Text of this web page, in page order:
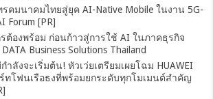
คมนาคมไทยสู่ยุค AI-Native Mobile ในงาน 5G-
Forum [PR]
รต้องพร้อม ก่อนก้าวสู่การใช้ AI ในภาคธุรกิจ
Business Solutions Thailand
ลังจะเริ่มต้น! หัวเว่ยเตรียมเผยโฉม HUAWEI
ร์ทโฟนเรือธงที่พร้อมยกระดับทุกโมเมนต์สำคัญ